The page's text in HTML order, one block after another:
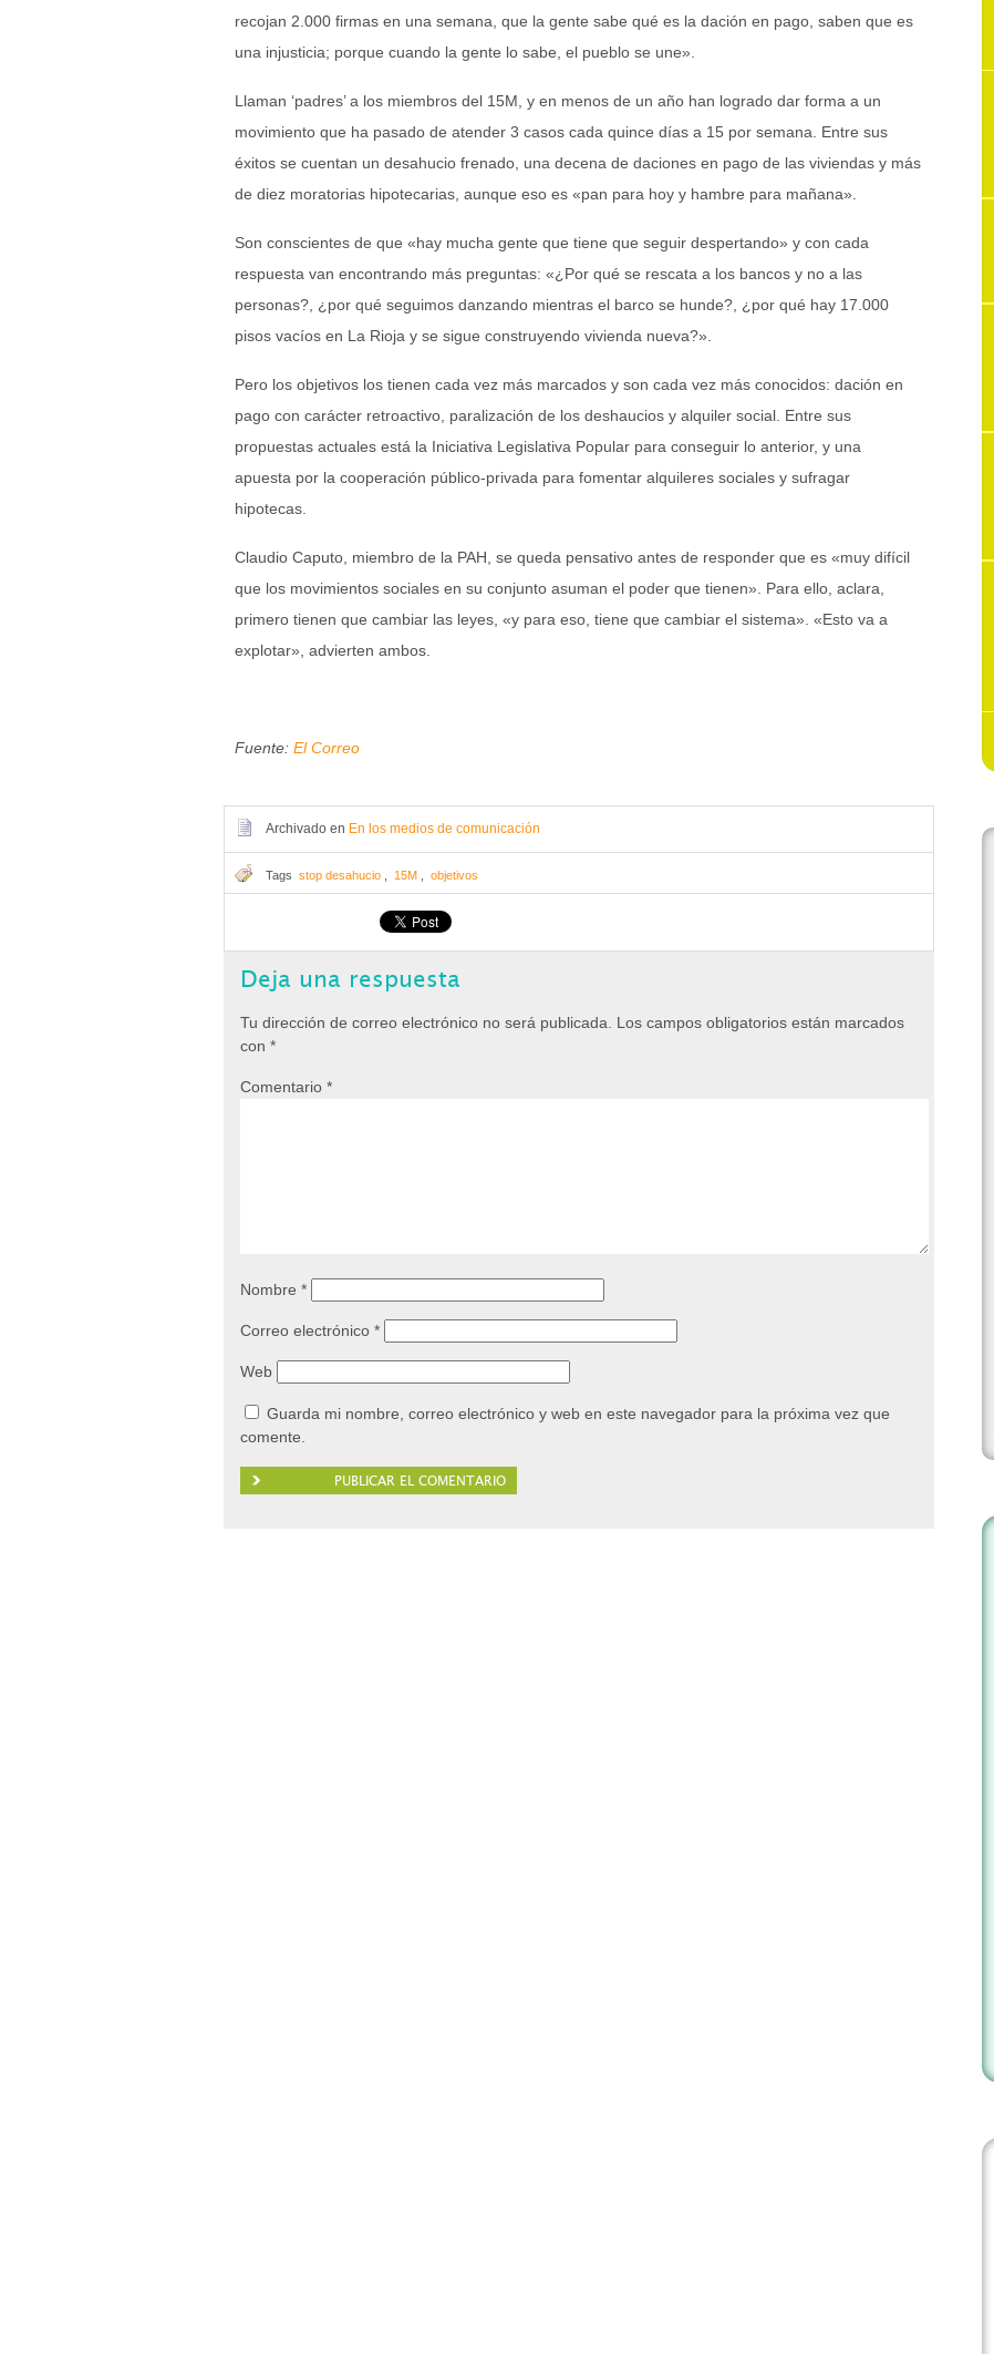
recojan 2.000 firmas en una semana, que la gente sabe qué es la dación en pago, saben que es
una injusticia; porque cuando la gente lo sabe, el pueblo se une».
Llaman ‘padres’ a los miembros del 15M, y en menos de un año han logrado dar forma a un
movimiento que ha pasado de atender 3 casos cada quince días a 15 por semana. Entre sus
éxitos se cuentan un desahucio frenado, una decena de daciones en pago de las viviendas y más
de diez moratorias hipotecarias, aunque eso es «pan para hoy y hambre para mañana».
Son conscientes de que «hay mucha gente que tiene que seguir despertando» y con cada
respuesta van encontrando más preguntas: «¿Por qué se rescata a los bancos y no a las
personas?, ¿por qué seguimos danzando mientras el barco se hunde?, ¿por qué hay 17.000
pisos vacíos en La Rioja y se sigue construyendo vivienda nueva?».
Pero los objetivos los tienen cada vez más marcados y son cada vez más conocidos: dación en
pago con carácter retroactivo, paralización de los deshaucios y alquiler social. Entre sus
propuestas actuales está la Iniciativa Legislativa Popular para conseguir lo anterior, y una
apuesta por la cooperación público-privada para fomentar alquileres sociales y sufragar
hipotecas.
Claudio Caputo, miembro de la PAH, se queda pensativo antes de responder que es «muy difícil
que los movimientos sociales en su conjunto asuman el poder que tienen». Para ello, aclara,
primero tienen que cambiar las leyes, «y para eso, tiene que cambiar el sistema». «Esto va a
explotar», advierten ambos.
Fuente: El Correo
Archivado en En los medios de comunicación
Tags stop desahucio 15M objetivos
Deja una respuesta
Tu dirección de correo electrónico no será publicada.
Los campos obligatorios están marcados
con *
Comentario *
Nombre *
Correo electrónico *
Web
Guarda mi nombre, correo electrónico y web en este navegador para la próxima vez que
comente.